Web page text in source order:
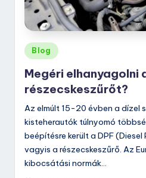
Posted
in
Blog
Megéri elhanyagolni
részecskeszűrőt?
Az elmúlt 15-20 évben a dízel
kisteherautók túlnyomó
beépítésre került a DPF
vagyis a részecskeszűrő. Az
kibocsátási normák…